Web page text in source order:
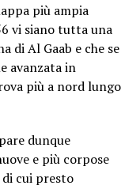
più ampia
vi siano tutta una
di Al Gaab e che se
avanzata in
più a nord lungo
dunque
e più corpose
cui presto